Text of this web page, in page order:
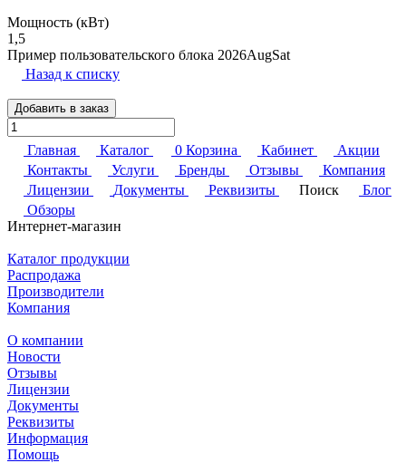
Мощность (кВт)
1,5
Пример пользовательского блока 2026AugSat
Назад к списку
Добавить в заказ
Главная Каталог 0 Корзина Кабинет
Акции
Контакты
Услуги Бренды Отзывы
Компания
Лицензии
Документы Реквизиты Поиск
Блог
Обзоры
Интернет-магазин
Каталог продукции
Распродажа
Производители
Компания
О компании
Новости
Отзывы
Лицензии
Документы
Реквизиты
Информация
Помощь